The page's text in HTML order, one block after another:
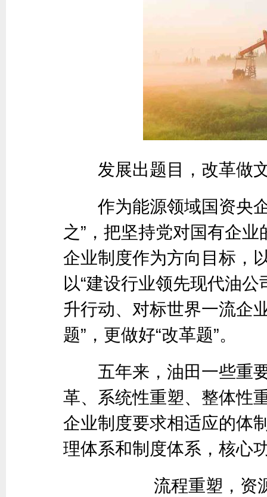
发展出题目，改革做
作为能源领域国资央企
之”，把坚持党对国有企
企业制度作为方向目标，
以“建设行业领先现代油
升行动、对标世界一流企
题”，更做好“改革题”。
五年来，油田一些重要
革、系统性重塑、整体性
企业制度要求相适应的体
理体系和制度体系，核心
流程重塑，资